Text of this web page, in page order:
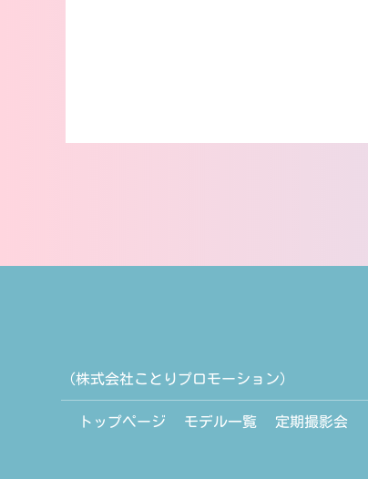
（株式会社ことりプロモーション）
トップページ モデル一覧 定期撮影会